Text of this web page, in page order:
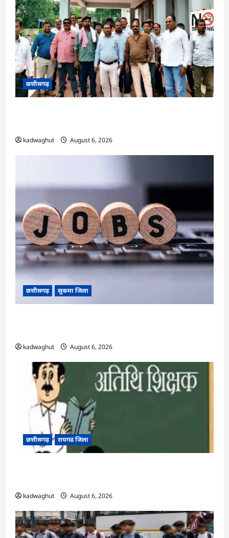
छत्तीसगढ़
kadwaghut August 6, 2026
छत्तीसगढ़ सुकमा जिला
kadwaghut August 6, 2026
छत्तीसगढ़ रायगढ जिला
kadwaghut August 6, 2026